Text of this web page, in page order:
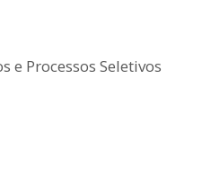
e Processos Seletivos